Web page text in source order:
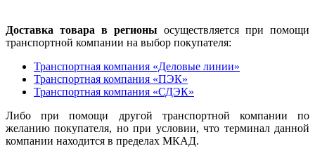
Доставка товара в регионы осуществляется при помощи
транспортной компании на выбор покупателя:
Транспортная компания «Деловые линии»
Транспортная компания «ПЭК»
Транспортная компания «СДЭК»
Либо при помощи другой транспортной компании по
желанию покупателя, но при условии, что терминал данной
компании находится в пределах МКАД.